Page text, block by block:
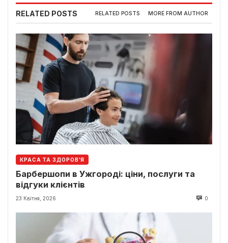
RELATED POSTS RELATED POSTS MORE FROM AUTHOR
КРАСА ТА ЗДОРОВ'Я
Барбершопи в Ужгороді: ціни, послуги та
відгуки клієнтів
23 Квітня, 2026 0